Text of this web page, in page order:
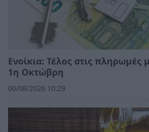
Ενοίκια: Τέλος στις πληρωμές
1η Οκτώβρη
06/08/2026 10:29